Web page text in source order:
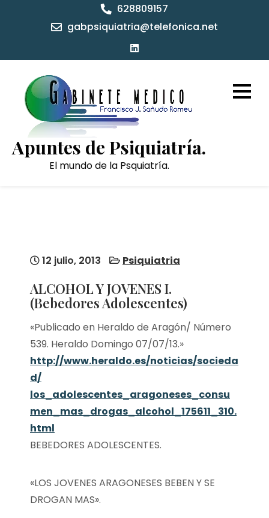
628809157
gabpsiquiatria@telefonica.net
Apuntes de Psiquiatría.
El mundo de la Psquiatría.
12 julio, 2013 Psiquiatria
ALCOHOL Y JOVENES I.
(Bebedores Adolescentes)
«Publicado en Heraldo de Aragón/ Número
539. Heraldo Domingo 07/07/13.»
http://www.heraldo.es/noticias/socieda
d/
los_adolescentes_aragoneses_consu
men_mas_drogas_alcohol_175611_310.
html
BEBEDORES ADOLESCENTES.
«LOS JOVENES ARAGONESES BEBEN Y SE
DROGAN MAS».